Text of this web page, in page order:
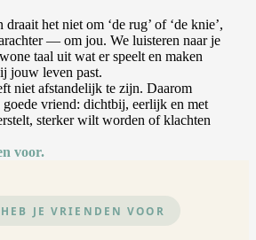
het niet om ‘de rug’ of ‘de knie’,
— om jou. We luisteren naar je
taal uit wat er speelt en maken
jouw leven past.
niet afstandelijk te zijn. Daarom
vriend: dichtbij, eerlijk en met
sterker wilt worden of klachten
voor.
JE VRIENDEN VOOR